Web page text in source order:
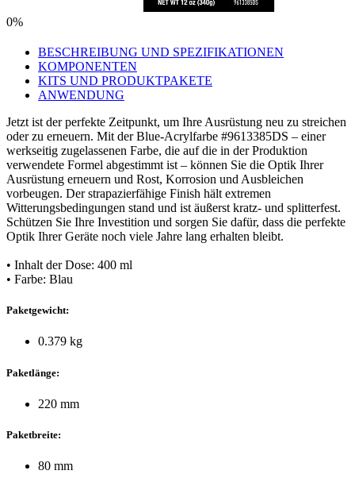
0%
BESCHREIBUNG UND SPEZIFIKATIONEN
KOMPONENTEN
KITS UND PRODUKTPAKETE
ANWENDUNG
Jetzt ist der perfekte Zeitpunkt, um Ihre Ausrüstung neu zu streichen
oder zu erneuern. Mit der Blue-Acrylfarbe #9613385DS – einer
werkseitig zugelassenen Farbe, die auf die in der Produktion
verwendete Formel abgestimmt ist – können Sie die Optik Ihrer
Ausrüstung erneuern und Rost, Korrosion und Ausbleichen
vorbeugen. Der strapazierfähige Finish hält extremen
Witterungsbedingungen stand und ist äußerst kratz- und splitterfest.
Schützen Sie Ihre Investition und sorgen Sie dafür, dass die perfekte
Optik Ihrer Geräte noch viele Jahre lang erhalten bleibt.
• Inhalt der Dose: 400 ml
• Farbe: Blau
Paketgewicht:
0.379 kg
Paketlänge:
220 mm
Paketbreite:
80 mm